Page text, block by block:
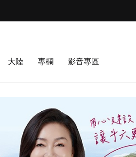
大陸 專欄 影音專區